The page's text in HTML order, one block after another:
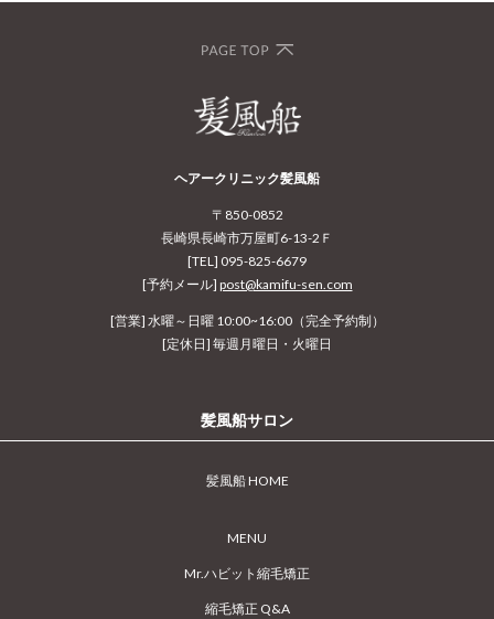
ヘアークリニック髪風船
〒850-0852
長崎県長崎市万屋町6-13-2Ｆ
[TEL] 095-825-6679
[予約メール] post@kamifu-sen.com
[営業] 水曜～日曜 10:00~16:00（完全予約制）
[定休日] 毎週月曜日・火曜日
髪風船サロン
髪風船 HOME
MENU
Mr.ハビット縮毛矯正
縮毛矯正 Q&A